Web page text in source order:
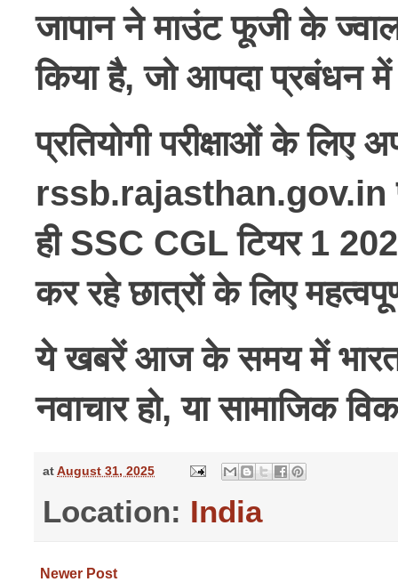
जापान ने माउंट फूजी के
किया है, जो आपदा प्रबंधन
प्रतियोगी परीक्षाओं के लिए
rssb.rajasthan.gov.in
ही SSC CGL टियर 1 2025
कर रहे छात्रों के लिए
ये खबरें आज के समय में भारत
नवाचार हो, या सामाजिक
atAugust 31, 2025
Location: India
Newer Post